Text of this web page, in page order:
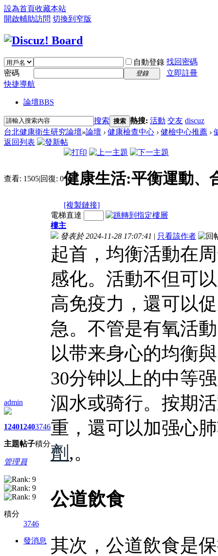
設為首頁收藏本站
開啟輔助訪問 切換到窄版
自動登錄 找回密碼
密碼
登錄
立即註冊
快捷導航
論壇BBS
搜索 搜索 熱搜: 活動 交友 discuz
台北健康衛生研究論壇»論壇 › 健康檢查中心 › 健檢中心推薦 ›
返回列表
查看: 1505|回復: 0健康生活:平衡運動、
[複製鏈接]
admin
1240
主題
1240
帖子
3746
積分
管理員
積分
3746
發消息
電梯直達
樓主
發表於 2024-11-28 17:07:41 | 只看該作者
起首，均衡活動在
感化。活動不但可
高免疫力，還可以
急。不管是有氧活
以带来身心的均衡
30分钟以上的中等
泅水或骑行。按期
重，還可以加强心
劑 ,。
公道飲食
其次，公道飲食是